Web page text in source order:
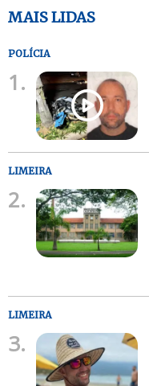
MAIS LIDAS
POLÍCIA
1.
LIMEIRA
2.
LIMEIRA
3.